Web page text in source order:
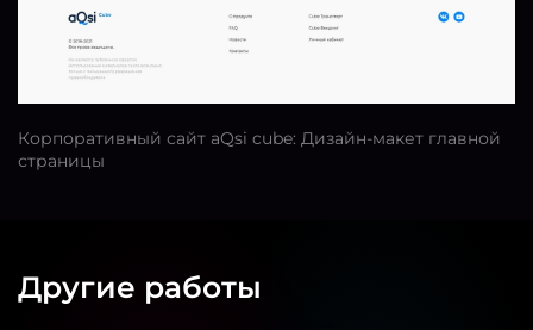
Корпоративный сайт aQsi cube: Дизайн-макет главной
страницы
Другие работы